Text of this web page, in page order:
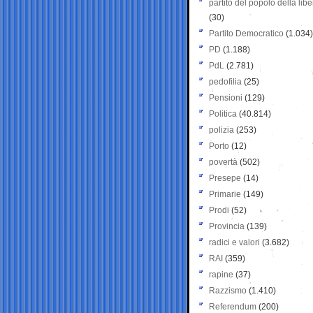
partito del popolo della
(30)
Partito Democratico (1.034)
PD (1.188)
PdL (2.781)
pedofilia (25)
Pensioni (129)
Politica (40.814)
polizia (253)
Porto (12)
povertà (502)
Presepe (14)
Primarie (149)
Prodi (52)
Provincia (139)
radici e valori (3.682)
RAI (359)
rapine (37)
Razzismo (1.410)
Referendum (200)